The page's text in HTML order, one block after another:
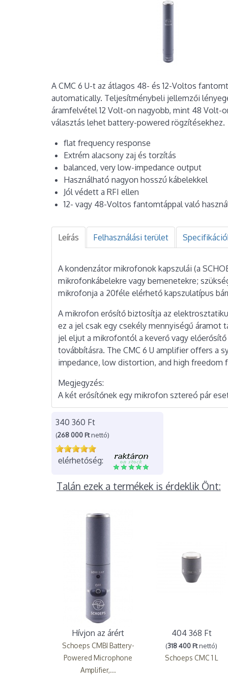
A CMC 6 U-t az átlagos 48- és 12-Voltos
automatically. Teljesítménybeli jellemzői
áramfelvétel 12 Volt-on nagyobb, mint 48 Volt-
választás lehet battery-powered rögzítésekhez.
flat frequency response
Extrém alacsony zaj és torzítás
balanced, very low-impedance output
Használható nagyon hosszú kábelekkel
Jól védett a RFI ellen
12- vagy 48-Voltos fantomtáppal való
Leírás Felhasználási terület
A kondenzátor mikrofonok kapszulái (a
mikrofonkábelekre vagy bemenetekre;
mikrofonja a 20féle elérhető kapszulatípus
A mikrofon erősítő biztosítja az
ez a jel csak egy csekély mennyiségű áramot
jel eljut a mikrofontól a keverő vagy
továbbításra. The CMC 6 U amplifier offers a
impedance, low distortion, and high freedom
Megjegyzés:
A két erősítőnek egy mikrofon sztereó pár
340 360 Ft
(268 000 Ftnettó)
elérhetőség:
Talán ezek a termékek is érdeklik Önt:
Hívjon az árért
Schoeps CMBI Battery-
Powered Microphone
Amplifier,...
404 368 Ft
(318 400 Ftnettó)
Schoeps CMC 1 L